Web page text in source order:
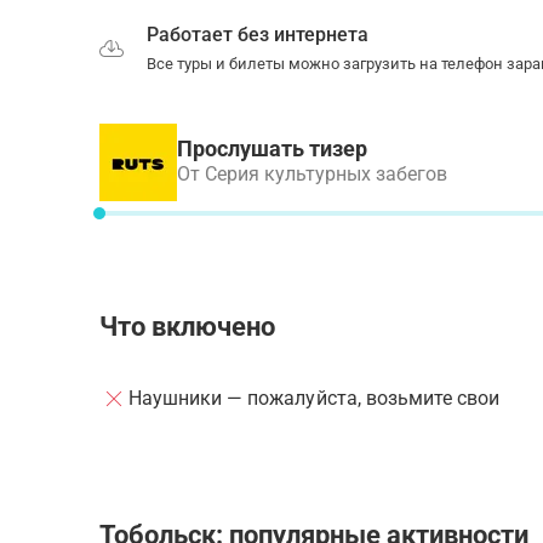
Работает без интернета
Все туры и билеты можно загрузить на телефон
Прослушать тизер
От Серия культурных забегов
Что включено
Наушники — пожалуйста, возьмите свои
Тобольск: популярные активности